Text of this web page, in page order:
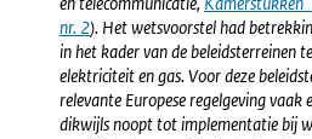
link:
nr. 2). Het wetsvoorstel had
in het kader van de beleidsterreinen
elektriciteit en gas. Voor deze
relevante Europese regelgeving vaak
dikwijls noopt tot implementatie bij